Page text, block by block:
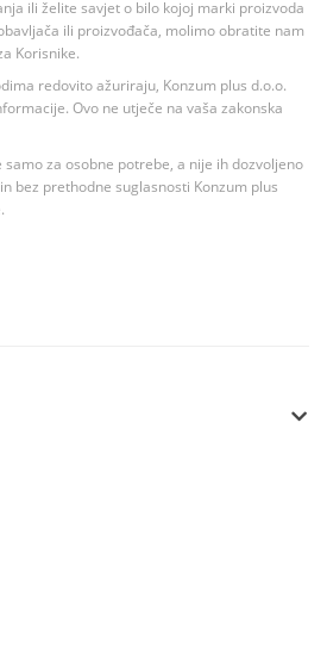
ili želite savjet o bilo kojoj marki proizvoda
ili proizvođača, molimo obratite nam
Korisnike.
redovito ažuriraju, Konzum plus d.o.o.
Ovo ne utječe na vaša zakonska
za osobne potrebe, a nije ih dozvoljeno
bez prethodne suglasnosti Konzum plus